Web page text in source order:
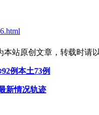
站原创文章，转载时请
例本土73例
新情况轨迹